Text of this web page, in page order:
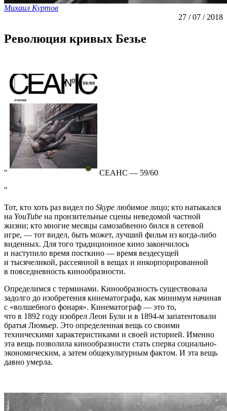
Михаил Куртов
27 / 07 / 2018
Революция кривых Безье
СЕАНС — 59/60
Тот, кто хоть раз видел по Skype любимое лицо; кто натыкался
на YouTube на пронзительные сцены неведомой частной
жизни; кто многие месяцы самозабвенно бился в сетевой
игре, — тот видел, быть может, лучший фильм из когда-либо
виденных. Для того традиционное кино закончилось
и наступило время посткино — время вездесущей
и тысячеликой, рассеянной в вещах и инкорпорированной
в повседневность кинообразности.
Определимся с терминами. Кинообразность существовала
задолго до изобретения кинематографа, как минимум начиная
с «волшебного фонаря». Кинематограф — это то,
что в 1892 году изобрел Леон Були и в 1894-м запатентовали
братья Люмьер. Это определенная вещь со своими
техническими характеристиками и своей историей. Именно
эта вещь позволила кинообразности стать сперва социально-
экономическим, а затем общекультурным фактом. И эта вещь
давно умерла.